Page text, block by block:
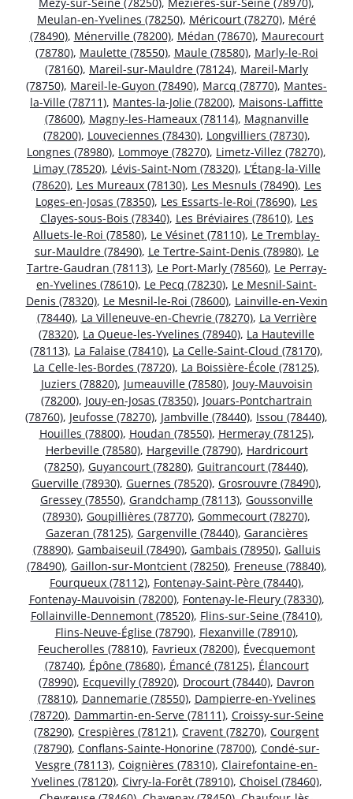
Meulan-en-Yvelines (78250), Méricourt (78270), Méré
(78490), Ménerville (78200), Médan (78670), Maurecourt
(78780), Maulette (78550), Maule (78580), Marly-le-Roi
(78160), Mareil-sur-Mauldre (78124), Mareil-Marly
(78750), Mareil-le-Guyon (78490), Marcq (78770), Mantes-
la-Ville (78711), Mantes-la-Jolie (78200), Maisons-Laffitte
(78600), Magny-les-Hameaux (78114), Magnanville
(78200), Louveciennes (78430), Longvilliers (78730),
Longnes (78980), Lommoye (78270), Limetz-Villez (78270),
Limay (78520), Lévis-Saint-Nom (78320), L’Étang-la-Ville
(78620), Les Mureaux (78130), Les Mesnuls (78490), Les
Loges-en-Josas (78350), Les Essarts-le-Roi (78690), Les
Clayes-sous-Bois (78340), Les Bréviaires (78610), Les
Alluets-le-Roi (78580), Le Vésinet (78110), Le Tremblay-
sur-Mauldre (78490), Le Tertre-Saint-Denis (78980), Le
Tartre-Gaudran (78113), Le Port-Marly (78560), Le Perray-
en-Yvelines (78610), Le Pecq (78230), Le Mesnil-Saint-
Denis (78320), Le Mesnil-le-Roi (78600), Lainville-en-Vexin
(78440), La Villeneuve-en-Chevrie (78270), La Verrière
(78320), La Queue-les-Yvelines (78940), La Hauteville
(78113), La Falaise (78410), La Celle-Saint-Cloud (78170),
La Celle-les-Bordes (78720), La Boissière-École (78125),
Juziers (78820), Jumeauville (78580), Jouy-Mauvoisin
(78200), Jouy-en-Josas (78350), Jouars-Pontchartrain
(78760), Jeufosse (78270), Jambville (78440), Issou (78440),
Houilles (78800), Houdan (78550), Hermeray (78125),
Herbeville (78580), Hargeville (78790), Hardricourt
(78250), Guyancourt (78280), Guitrancourt (78440),
Guerville (78930), Guernes (78520), Grosrouvre (78490),
Gressey (78550), Grandchamp (78113), Goussonville
(78930), Goupillières (78770), Gommecourt (78270),
Gazeran (78125), Gargenville (78440), Garancières
(78890), Gambaiseuil (78490), Gambais (78950), Galluis
(78490), Gaillon-sur-Montcient (78250), Freneuse (78840),
Fourqueux (78112), Fontenay-Saint-Père (78440),
Fontenay-Mauvoisin (78200), Fontenay-le-Fleury (78330),
Follainville-Dennemont (78520), Flins-sur-Seine (78410),
Flins-Neuve-Église (78790), Flexanville (78910),
Feucherolles (78810), Favrieux (78200), Évecquemont
(78740), Épône (78680), Émancé (78125), Élancourt
(78990), Ecquevilly (78920), Drocourt (78440), Davron
(78810), Dannemarie (78550), Dampierre-en-Yvelines
(78720), Dammartin-en-Serve (78111), Croissy-sur-Seine
(78290), Crespières (78121), Cravent (78270), Courgent
(78790), Conflans-Sainte-Honorine (78700), Condé-sur-
Vesgre (78113), Coignières (78310), Clairefontaine-en-
Yvelines (78120), Civry-la-Forêt (78910), Choisel (78460),